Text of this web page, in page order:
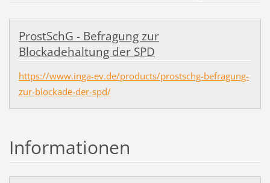
ProstSchG - Befragung zur
Blockadehaltung der SPD
https://www.inga-ev.de/products/prostschg-befragung-
zur-blockade-der-spd/
Informationen